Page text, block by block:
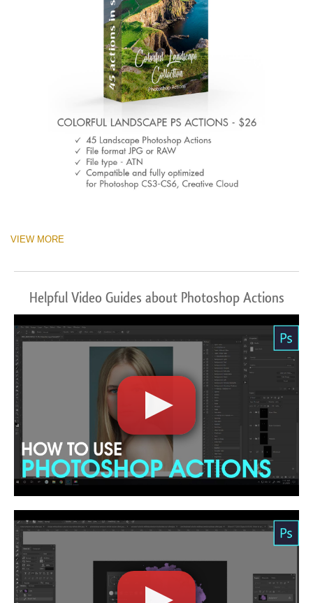
VIEW MORE
Helpful Video Guides about Photoshop Actions